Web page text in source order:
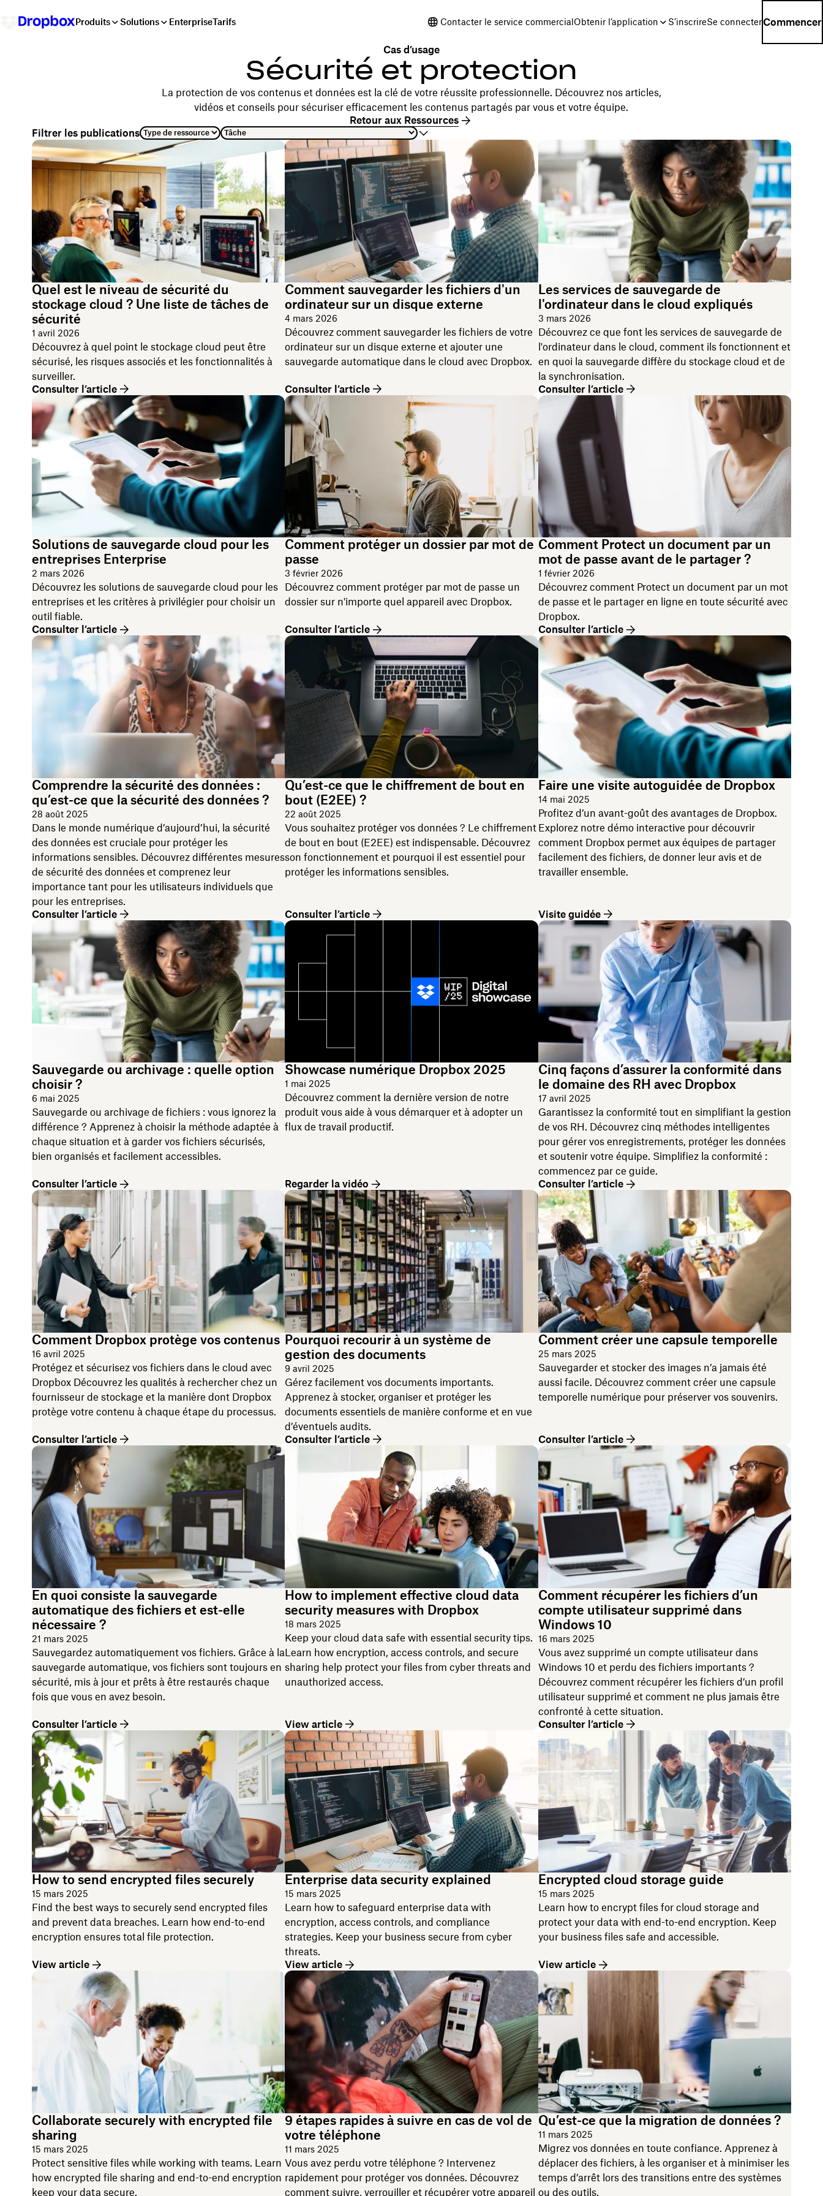
Produits Solutions EnterpriseTarifs Contacter le service commercialObtenir l’application S’inscrireSe connecterCommencer
Cas d’usage
Sécurité et protection
La protection de vos contenus et données est la clé de votre réussite professionnelle. Découvrez nos articles,
vidéos et conseils pour sécuriser efficacement les contenus partagés par vous et votre équipe.
Retour aux Ressources
Filtrer les publications
Quel est le niveau de sécurité du
stockage cloud ? Une liste de tâches de
sécurité
1 avril 2026
Découvrez à quel point le stockage cloud peut être
sécurisé, les risques associés et les fonctionnalités à
surveiller.
Consulter l’article
Comment sauvegarder les fichiers d'un
ordinateur sur un disque externe
4 mars 2026
Découvrez comment sauvegarder les fichiers de votre
ordinateur sur un disque externe et ajouter une
sauvegarde automatique dans le cloud avec Dropbox.
Consulter l’article
Les services de sauvegarde de
l'ordinateur dans le cloud expliqués
3 mars 2026
Découvrez ce que font les services de sauvegarde de
l'ordinateur dans le cloud, comment ils fonctionnent et
en quoi la sauvegarde diffère du stockage cloud et de
la synchronisation.
Consulter l’article
Solutions de sauvegarde cloud pour les
entreprises Enterprise
2 mars 2026
Découvrez les solutions de sauvegarde cloud pour les
entreprises et les critères à privilégier pour choisir un
outil fiable.
Consulter l’article
Comment protéger un dossier par mot de
passe
3 février 2026
Découvrez comment protéger par mot de passe un
dossier sur n'importe quel appareil avec Dropbox.
Consulter l’article
Comment Protect un document par un
mot de passe avant de le partager ?
1 février 2026
Découvrez comment Protect un document par un mot
de passe et le partager en ligne en toute sécurité avec
Dropbox.
Consulter l’article
Comprendre la sécurité des données :
qu’est-ce que la sécurité des données ?
28 août 2025
Dans le monde numérique d’aujourd’hui, la sécurité
des données est cruciale pour protéger les
informations sensibles. Découvrez différentes mesures
de sécurité des données et comprenez leur
importance tant pour les utilisateurs individuels que
pour les entreprises.
Consulter l’article
Qu’est-ce que le chiffrement de bout en
bout (E2EE) ?
22 août 2025
Vous souhaitez protéger vos données ? Le chiffrement
de bout en bout (E2EE) est indispensable. Découvrez
son fonctionnement et pourquoi il est essentiel pour
protéger les informations sensibles.
Consulter l’article
Faire une visite autoguidée de Dropbox
14 mai 2025
Profitez d’un avant-goût des avantages de Dropbox.
Explorez notre démo interactive pour découvrir
comment Dropbox permet aux équipes de partager
facilement des fichiers, de donner leur avis et de
travailler ensemble.
Visite guidée
Sauvegarde ou archivage : quelle option
choisir ?
6 mai 2025
Sauvegarde ou archivage de fichiers : vous ignorez la
différence ? Apprenez à choisir la méthode adaptée à
chaque situation et à garder vos fichiers sécurisés,
bien organisés et facilement accessibles.
Consulter l’article
Showcase numérique Dropbox 2025
1 mai 2025
Découvrez comment la dernière version de notre
produit vous aide à vous démarquer et à adopter un
flux de travail productif.
Regarder la vidéo
Cinq façons d’assurer la conformité dans
le domaine des RH avec Dropbox
17 avril 2025
Garantissez la conformité tout en simplifiant la gestion
de vos RH. Découvrez cinq méthodes intelligentes
pour gérer vos enregistrements, protéger les données
et soutenir votre équipe. Simplifiez la conformité :
commencez par ce guide.
Consulter l’article
Comment Dropbox protège vos contenus
16 avril 2025
Protégez et sécurisez vos fichiers dans le cloud avec
Dropbox Découvrez les qualités à rechercher chez un
fournisseur de stockage et la manière dont Dropbox
protège votre contenu à chaque étape du processus.
Consulter l’article
Pourquoi recourir à un système de
gestion des documents
9 avril 2025
Gérez facilement vos documents importants.
Apprenez à stocker, organiser et protéger les
documents essentiels de manière conforme et en vue
d’éventuels audits.
Consulter l’article
Comment créer une capsule temporelle
25 mars 2025
Sauvegarder et stocker des images n’a jamais été
aussi facile. Découvrez comment créer une capsule
temporelle numérique pour préserver vos souvenirs.
Consulter l’article
En quoi consiste la sauvegarde
automatique des fichiers et est-elle
nécessaire ?
21 mars 2025
Sauvegardez automatiquement vos fichiers. Grâce à la
sauvegarde automatique, vos fichiers sont toujours en
sécurité, mis à jour et prêts à être restaurés chaque
fois que vous en avez besoin.
Consulter l’article
How to implement effective cloud data
security measures with Dropbox
18 mars 2025
Keep your cloud data safe with essential security tips.
Learn how encryption, access controls, and secure
sharing help protect your files from cyber threats and
unauthorized access.
View article
Comment récupérer les fichiers d’un
compte utilisateur supprimé dans
Windows 10
16 mars 2025
Vous avez supprimé un compte utilisateur dans
Windows 10 et perdu des fichiers importants ?
Découvrez comment récupérer les fichiers d’un profil
utilisateur supprimé et comment ne plus jamais être
confronté à cette situation.
Consulter l’article
How to send encrypted files securely
15 mars 2025
Find the best ways to securely send encrypted files
and prevent data breaches. Learn how end-to-end
encryption ensures total file protection.
View article
Enterprise data security explained
15 mars 2025
Learn how to safeguard enterprise data with
encryption, access controls, and compliance
strategies. Keep your business secure from cyber
threats.
View article
Encrypted cloud storage guide
15 mars 2025
Learn how to encrypt files for cloud storage and
protect your data with end-to-end encryption. Keep
your business files safe and accessible.
View article
Collaborate securely with encrypted file
sharing
15 mars 2025
Protect sensitive files while working with teams. Learn
how encrypted file sharing and end-to-end encryption
keep your data secure.
9 étapes rapides à suivre en cas de vol de
votre téléphone
11 mars 2025
Vous avez perdu votre téléphone ? Intervenez
rapidement pour protéger vos données. Découvrez
comment suivre, verrouiller et récupérer votre appareil
Qu’est-ce que la migration de données ?
11 mars 2025
Migrez vos données en toute confiance. Apprenez à
déplacer des fichiers, à les organiser et à minimiser les
temps d’arrêt lors des transitions entre des systèmes
ou des outils.